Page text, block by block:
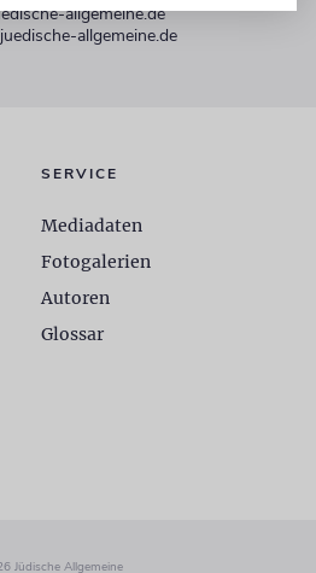
allgemeine.de
allgemeine.de
SERVICE
Mediadaten
Fotogalerien
Autoren
Glossar
Jüdische Allgemeine